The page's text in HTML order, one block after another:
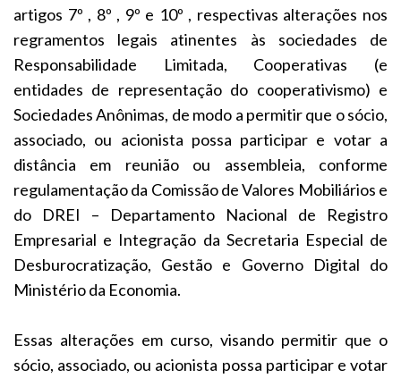
artigos 7º , 8º , 9º e 10º , respectivas alterações nos
regramentos legais atinentes às sociedades de
Responsabilidade Limitada, Cooperativas (e
entidades de representação do cooperativismo) e
Sociedades Anônimas, de modo a permitir que o sócio,
associado, ou acionista possa participar e votar a
distância em reunião ou assembleia, conforme
regulamentação da Comissão de Valores Mobiliários e
do DREI – Departamento Nacional de Registro
Empresarial e Integração da Secretaria Especial de
Desburocratização, Gestão e Governo Digital do
Ministério da Economia.
Essas alterações em curso, visando permitir que o
sócio, associado, ou acionista possa participar e votar